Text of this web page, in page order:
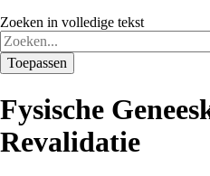
Zoeken in volledige tekst
Toepassen
Fysische
Revalidatie